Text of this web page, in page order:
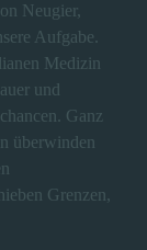
Neugier,
Aufgabe.
Medizin
und
Ganz
überwinden
Grenzen,